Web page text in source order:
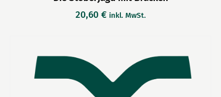
20,60 € inkl. MwSt.